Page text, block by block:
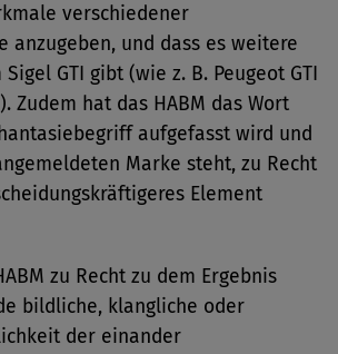
verschiedener
anzugeben, und dass es weitere
GTI gibt (wie z. B. Peugeot GTI
Zudem hat das HABM das Wort
aufgefasst wird und
Marke steht, zu Recht
Element
zu Recht zu dem Ergebnis
bildliche, klangliche oder
der einander